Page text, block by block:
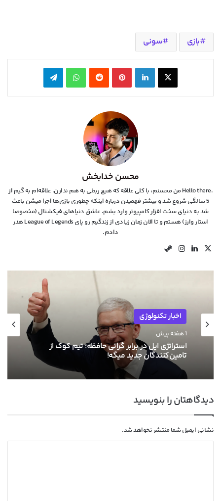
بازی سونی
X لینکدین ‫پین‌ترست‫رددیت واتس آپ تلگرام
محسن خدابخش
.Hello there من محسنم، با کلی علاقه که هیچ ربطی به هم ندارن. علاقه‌ام به گیم از
5 سالگی شروع شد و بیشتر فهمیدن درباره اینکه چطوری بازی‌ها اجرا میشن باعث
شد به دنیای سخت افزار کامپیوتر وارد بشم. عاشق دنیاهای فیکشنال (مخصوصا
استار وارز) هستم و تا الان زمان زیادی از زندگیم رو پای League of Legends هدر
دادم.
X لینکدیناینستاگرام
اخبار تکنولوژی
1 هفته پیش
استراتژی اپل در برابر گرانی حافظه؛ تیم کوک از
تامین‌کنندگان جدید میگه!
دیدگاهتان را بنویسید
نشانی ایمیل شما منتشر نخواهد شد.